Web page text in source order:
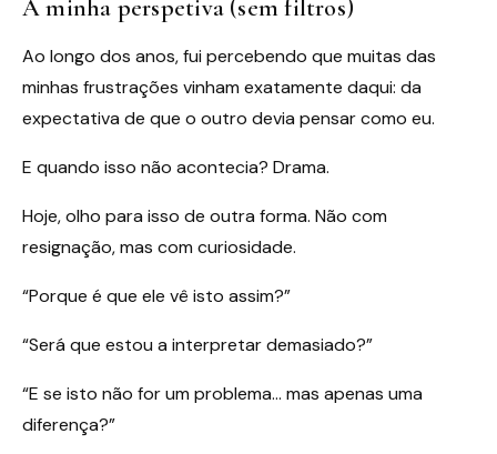
A minha perspetiva (sem filtros)
Ao longo dos anos, fui percebendo que muitas das
minhas frustrações vinham exatamente daqui: da
expectativa de que o outro devia pensar como eu.
E quando isso não acontecia? Drama.
Hoje, olho para isso de outra forma. Não com
resignação, mas com curiosidade.
“Porque é que ele vê isto assim?”
“Será que estou a interpretar demasiado?”
“E se isto não for um problema… mas apenas uma
diferença?”